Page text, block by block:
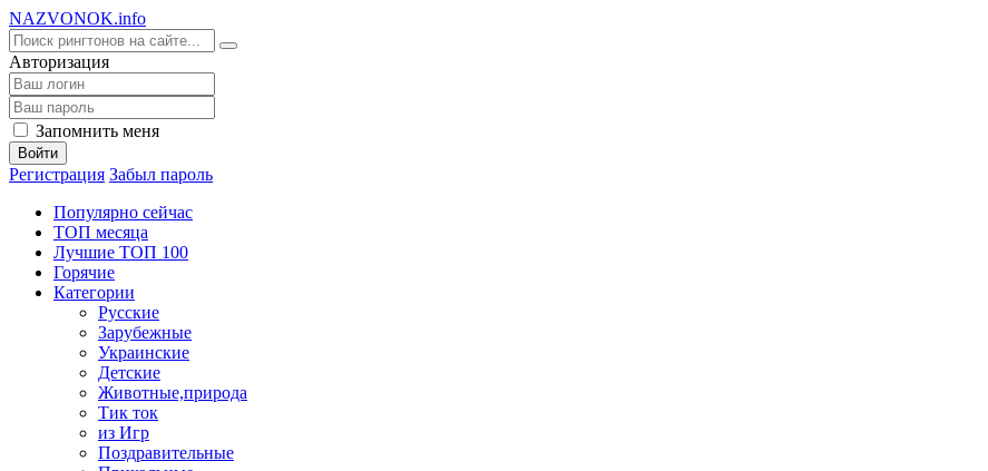
NAZVONOK.info
Авторизация
Запомнить меня
Войти
Регистрация Забыл пароль
Популярно сейчас
ТОП месяца
Лучшие ТОП 100
Горячие
Категории
Русские
Зарубежные
Украинские
Детские
Животные,природа
Тик ток
из Игр
Поздравительные